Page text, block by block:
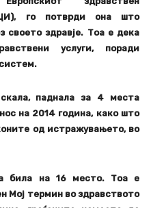
го потврди она што
своето здравје. Тоа е дека
услуги, поради
паднала за 4 места
на 2014 година, како што
од истражувањето, во
била на 16 место. Тоа е
Мој термин во здравството